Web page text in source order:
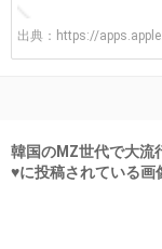
出典： https://
韓国のMZ世代で大流
♥に投稿されている画